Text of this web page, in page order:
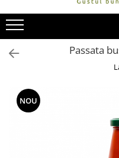
ULEIURI ȘI UNTURI
MĂSLINE
NUCI ȘI SEMINȚE
FRUCTE DESHIDRATATE
FRUCTE LA CONSERVĂ
OȚETURI ȘI SOSURI
BĂUTURI / LAPTE VEGETAL
Passata
NOU